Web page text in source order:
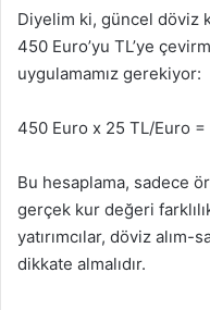
Diyelim ki, güncel döviz
450 Euro’yu TL’ye
uygulamamız gerekiyor:
450 Euro x 25 TL/Euro =
Bu hesaplama, sadece
gerçek kur değeri
yatırımcılar, döviz alım-
dikkate almalıdır.